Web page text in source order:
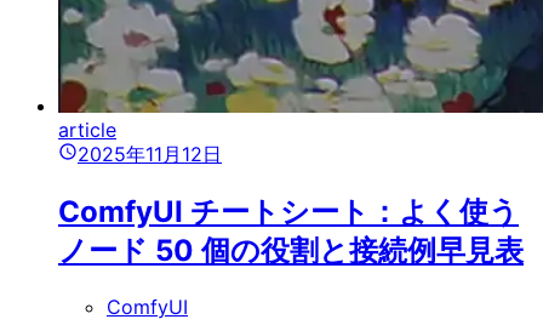
article
2025年11月12日
ComfyUI チートシート：よく使う
ノード 50 個の役割と接続例早見表
ComfyUI